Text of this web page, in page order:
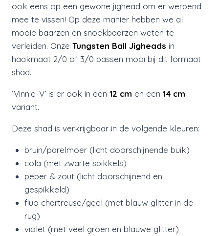
ook eens op een gewone jighead om er werpend
mee te vissen! Op deze manier hebben we al
mooie baarzen en snoekbaarzen weten te
verleiden. Onze Tungsten Ball Jigheads in
haakmaat 2/0 of 3/0 passen mooi bij dit formaat
shad.
‘Vinnie-V’ is er ook in een 12 cm en een 14 cm
variant.
Deze shad is verkrijgbaar in de volgende kleuren:
bruin/parelmoer (licht doorschijnende buik)
cola (met zwarte spikkels)
peper & zout (licht doorschijnend en
gespikkeld)
fluo chartreuse/geel (met blauw glitter in de
rug)
violet (met veel groen en blauwe glitter)